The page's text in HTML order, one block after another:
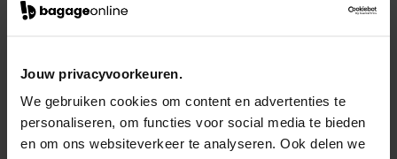
Jouw privacyvoorkeuren.
We gebruiken cookies om content en advertenties te
personaliseren, om functies voor social media te bieden
en om ons websiteverkeer te analyseren. Ook delen we